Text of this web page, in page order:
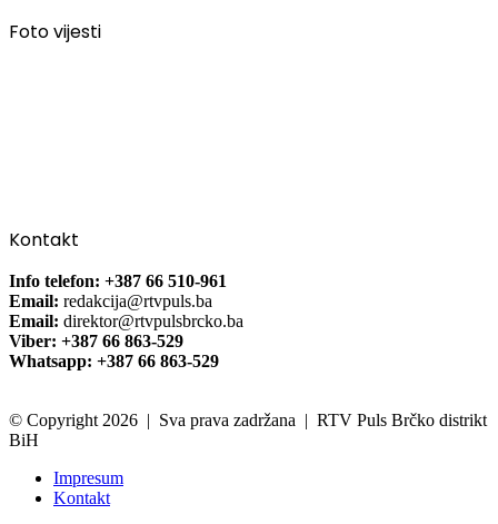
Foto vijesti
Kontakt
Info telefon: +387 66 510-961
Email: redakcija@rtvpuls.ba
Email: direktor@rtvpulsbrcko.ba
Viber: +387 66 863-529
Whatsapp: +387 66 863-529
© Copyright 2026 | Sva prava zadržana | RTV Puls Brčko distrikt
BiH
Impresum
Kontakt